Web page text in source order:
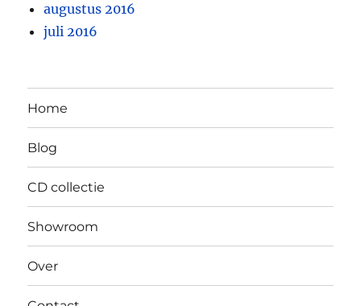
augustus 2016
juli 2016
Home
Blog
CD collectie
Showroom
Over